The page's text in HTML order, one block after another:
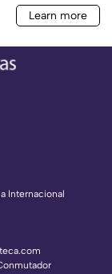
Internacional